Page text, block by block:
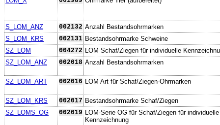
S_LOM_ANZ 002132 Anzahl Bestandsohrmarken
S_LOM_KRS
002131 Bestandsohrmarke Schweine
SZ_LOM
004272
LOM Schaf/Ziegen für individuelle
SZ_LOM_ANZ
002018 Anzahl Bestandsohrmarken
SZ_LOM_ART 002016 LOM Art für Schaf/Ziegen-Ohrmarken
SZ_LOM_KRS 002017 Bestandsohrmarke Schaf/Ziegen
SZ_LOMS_OG
002019
LOM-Serie OG für Schaf/Ziegen für individuelle
Kennzeichnung